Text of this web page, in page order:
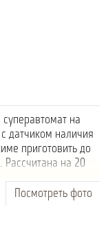
на
датчиком наличия
приготовить до
Рассчитана на 20
Посмотреть фото